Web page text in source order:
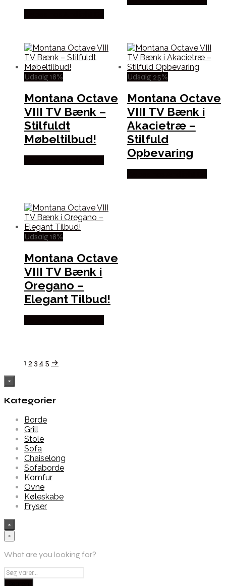
Udsalg 18%
Montana Octave
VIII TV Bænk –
Stilfuldt
Møbeltilbud!
Udsalg 25%
Montana Octave
VIII TV Bænk i
Akacietræ –
Stilfuld
Opbevaring
Udsalg 18%
Montana Octave
VIII TV Bænk i
Oregano –
Elegant Tilbud!
1 2 3 4 5 →
×
Kategorier
Borde
Grill
Stole
Sofa
Chaiselong
Sofaborde
Komfur
Ovne
Køleskabe
Fryser
×
×
What are you looking for?